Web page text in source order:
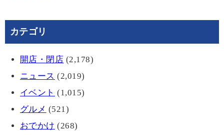
カテゴリ
開店・閉店 (2,178)
ニュース (2,019)
イベント (1,015)
グルメ (521)
おでかけ (268)